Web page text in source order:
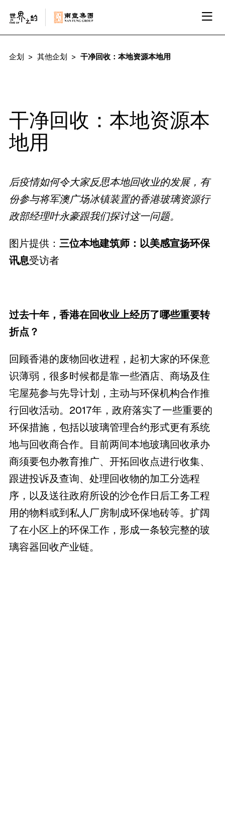
企划 其他企划 干净回收：本地资源本地用
干净回收：本地资源本
地用
后疫情如何令大家反思本地回收业的发展，有
份参与将军澳广场冰镇装置的香港玻璃资源行
政部经理叶永豪跟我们探讨这一问题。
图片提供： 三位本地建筑师：以美感宣扬环保
讯息受访者
过去十年，香港在回收业上经历了哪些重要转
折点？
回顾香港的废物回收进程，起初大家的环保意
识薄弱，很多时候都是靠一些酒店、商场及住
宅屋苑参与先导计划，主动与环保机构合作推
行回收活动。2017年，政府落实了一些重要的
环保措施，包括以玻璃管理合约形式更有系统
地与回收商合作。目前两间本地玻璃回收承办
商须要包办教育推广、开拓回收点进行收集、
跟进投诉及查询、处理回收物的加工分选程
序，以及送往政府所设的沙仓作日后工务工程
用的物料或到私人厂房制成环保地砖等。扩阔
了在小区上的环保工作，形成一条较完整的玻
璃容器回收产业链。